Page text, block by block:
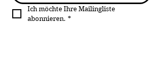
Ich möchte Ihre Mailingliste
abonnieren. *